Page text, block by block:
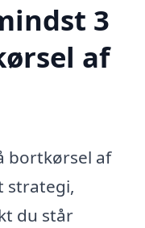
3
af
bortkørsel af
strategi,
du står